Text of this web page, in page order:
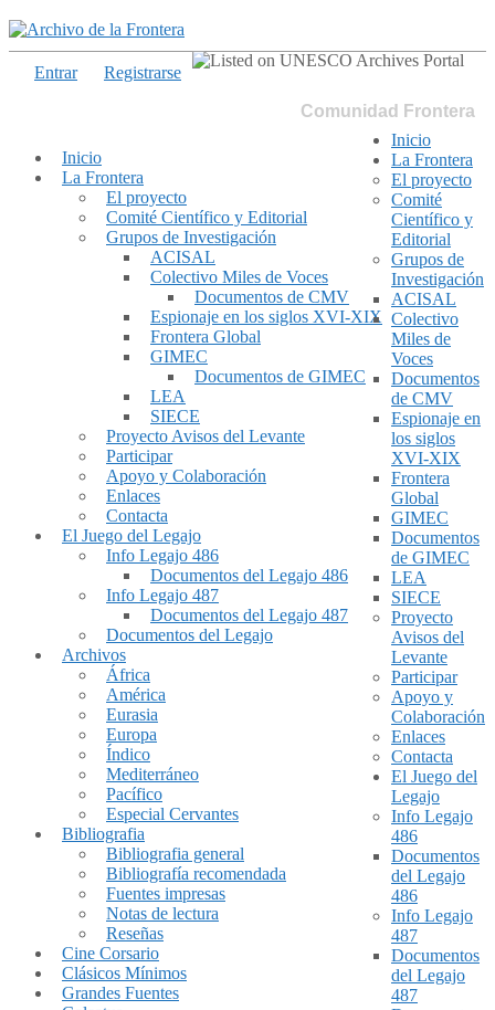
Comunidad Frontera
Inicio
La Frontera
El proyecto
Comité Científico y Editorial
Grupos de Investigación
ACISAL
Colectivo Miles de Voces
Documentos de CMV
Espionaje en los siglos XVI-XIX
Frontera Global
GIMEC
Documentos de GIMEC
LEA
SIECE
Proyecto Avisos del Levante
Participar
Apoyo y Colaboración
Enlaces
Contacta
El Juego del Legajo
Info Legajo 486
Documentos del Legajo 486
Info Legajo 487
Documentos del Legajo 487
Documentos del Legajo
Archivos
África
América
Eurasia
Europa
Índico
Mediterráneo
Pacífico
Especial Cervantes
Bibliografia
Bibliografia general
Bibliografía recomendada
Fuentes impresas
Notas de lectura
Reseñas
Cine Corsario
Clásicos Mínimos
Grandes Fuentes
Entrar Registrarse
Inicio
La Frontera
El proyecto
Comité
Científico y
Editorial
Grupos de
Investigación
ACISAL
Colectivo
Miles de
Voces
Documentos
de CMV
Espionaje en
los siglos
XVI-XIX
Frontera
Global
GIMEC
Documentos
de GIMEC
LEA
SIECE
Proyecto
Avisos del
Levante
Participar
Apoyo y
Colaboración
Enlaces
Contacta
El Juego del
Legajo
Info Legajo
486
Documentos
del Legajo
486
Info Legajo
487
Documentos
del Legajo
487